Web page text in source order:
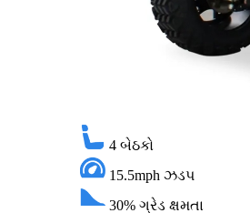
4 બેઠકો
15.5mph ઝડપ
30% ગ્રેડ ક્ષમતા